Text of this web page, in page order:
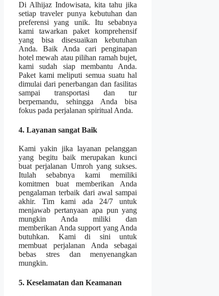
Di Alhijaz Indowisata, kita tahu jika
setiap traveler punya kebutuhan dan
preferensi yang unik. Itu sebabnya
kami tawarkan paket komprehensif
yang bisa disesuaikan kebutuhan
Anda. Baik Anda cari penginapan
hotel mewah atau pilihan ramah bujet,
kami sudah siap membantu Anda.
Paket kami meliputi semua suatu hal
dimulai dari penerbangan dan fasilitas
sampai transportasi dan tur
berpemandu, sehingga Anda bisa
fokus pada perjalanan spiritual Anda.
4. Layanan sangat Baik
Kami yakin jika layanan pelanggan
yang begitu baik merupakan kunci
buat perjalanan Umroh yang sukses.
Itulah sebabnya kami memiliki
komitmen buat memberikan Anda
pengalaman terbaik dari awal sampai
akhir. Tim kami ada 24/7 untuk
menjawab pertanyaan apa pun yang
mungkin Anda miliki dan
memberikan Anda support yang Anda
butuhkan. Kami di sini untuk
membuat perjalanan Anda sebagai
bebas stres dan menyenangkan
mungkin.
5. Keselamatan dan Keamanan